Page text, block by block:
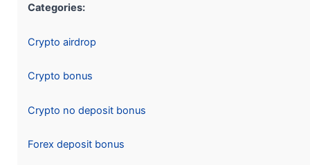
Categories:
Crypto airdrop
Crypto bonus
Crypto no deposit bonus
Forex deposit bonus